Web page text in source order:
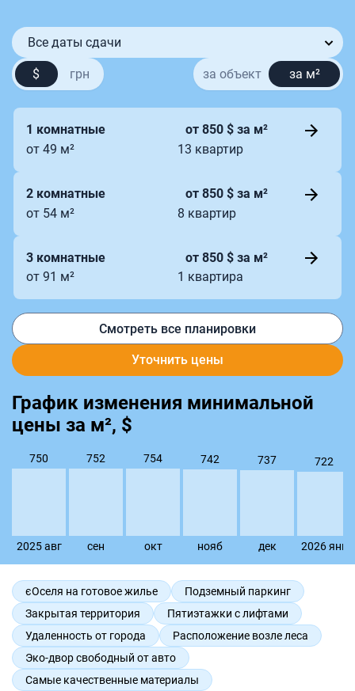
Все даты сдачи
$ грн за объект за м²
1 комнатные
от 850 $ за м²
от 49 м²
13 квартир
2 комнатные
от 850 $ за м²
от 54 м²
8 квартир
3 комнатные
от 850 $ за м²
от 91 м²
1 квартира
Смотреть все планировки
Уточнить цены
График изменения минимальной
цены за м², $
750
2025 авг
752
сен
754
окт
742
нояб
737
дек
722
2026 янв
єОселя на готовое жилье
Подземный паркинг
Закрытая территория
Пятиэтажки с лифтами
Удаленность от города
Расположение возле леса
Эко-двор свободный от авто
Самые качественные материалы